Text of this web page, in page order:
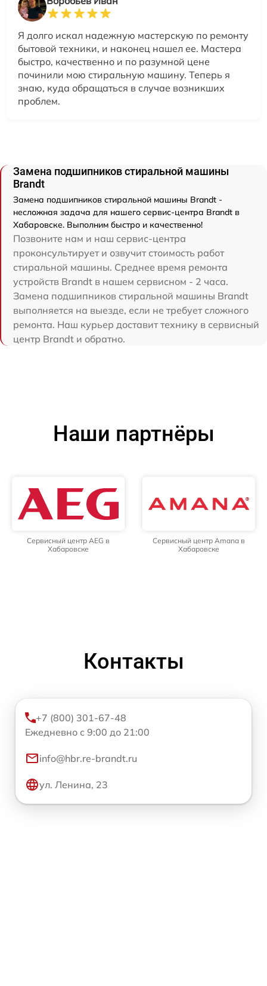
Я долго искал надежную мастерскую по ремонту
бытовой техники, и наконец нашел ее. Мастера
быстро, качественно и по разумной цене
починили мою стиральную машину. Теперь я
знаю, куда обращаться в случае возникших
проблем.
Замена подшипников стиральной машины
Brandt
Замена подшипников стиральной машины Brandt -
несложная задача для нашего сервис-центра Brandt в
Хабаровске. Выполним быстро и качественно!
Позвоните нам и наш сервис-центра
проконсультирует и озвучит стоимость работ
стиральной машины. Среднее время ремонта
устройств Brandt в нашем сервисном - 2 часа.
Замена подшипников стиральной машины Brandt
выполняется на выезде, если не требует сложного
ремонта. Наш курьер доставит технику в сервисный
центр Brandt и обратно.
Наши партнёры
Сервисный центр AEG в
Хабаровске
Сервисный центр Amana в
Хабаровске
Контакты
+7 (800) 301-67-48
Ежедневно с 9:00 до 21:00
info@hbr.re-brandt.ru
ул. Ленина, 23